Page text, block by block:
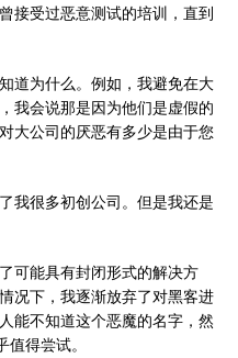
接受过恶意测试的培训，直到
道为什么。例如，我避免在大
我会说那是因为他们是虚假的
大公司的厌恶有多少是由于您
我很多初创公司。但是我还是
可能具有封闭形式的解决方
况下，我逐渐放弃了对黑客进
能不知道这个恶魔的名字，然
得尝试。